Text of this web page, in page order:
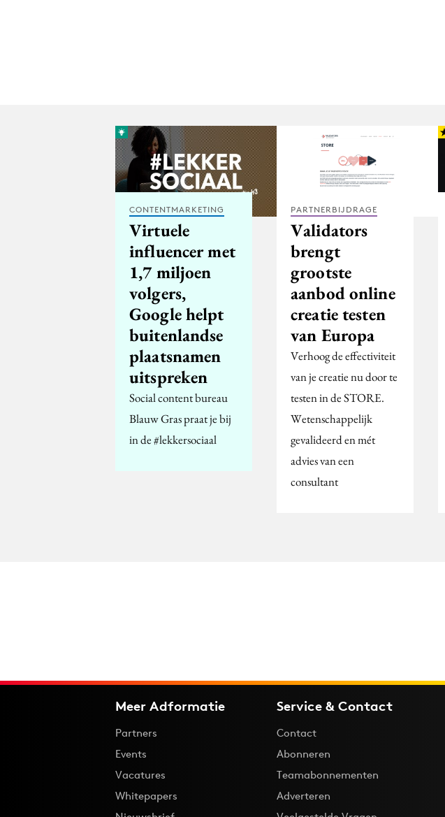
CONTENTMARKETING
Virtuele
influencer met
1,7 miljoen
volgers,
Google helpt
buitenlandse
plaatsnamen
uitspreken
Social content bureau
Blauw Gras praat je bij
in de #lekkersociaal
PARTNERBIJDRAGE
Validators
brengt
grootste
aanbod online
creatie testen
van Europa
Verhoog de effectiviteit
van je creatie nu door te
testen in de STORE.
Wetenschappelijk
gevalideerd en mét
advies van een
consultant
Meer Adformatie
Partners
Events
Vacatures
Whitepapers
Service & Contact
Contact
Abonneren
Teamabonnementen
Adverteren